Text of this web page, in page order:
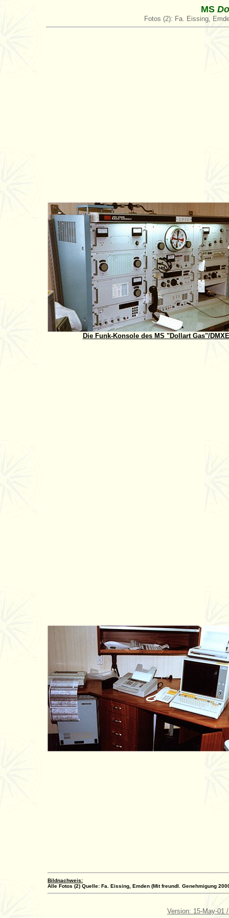
MS
Fotos (2): Fa. Eissing,
Die Funk-Konsole des MS "Dollart Gas"/DMXE
Bildnachweis:
Alle Fotos (2) Quelle: Fa. Eissing, Emden (Mit freundl. Genehmigung
Version: 15-May-01